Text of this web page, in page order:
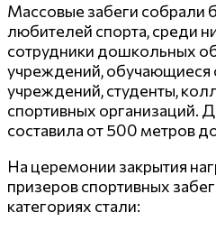
Массовые забеги собрали
любителей спорта, среди
сотрудники дошкольных
учреждений,
учреждений, студенты,
спортивных организаций.
составила от 500 метров
На церемонии закрытия
призеров спортивных
категориях стали: